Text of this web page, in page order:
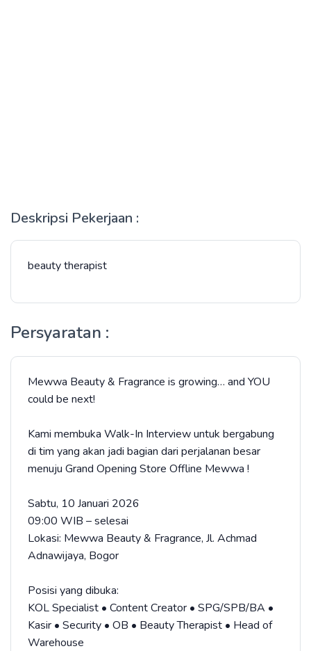
Deskripsi Pekerjaan :
beauty therapist
Persyaratan :
Mewwa Beauty & Fragrance is growing… and YOU
could be next!
Kami membuka Walk-In Interview untuk bergabung
di tim yang akan jadi bagian dari perjalanan besar
menuju Grand Opening Store Offline Mewwa !
Sabtu, 10 Januari 2026
09:00 WIB – selesai
Lokasi: Mewwa Beauty & Fragrance, Jl. Achmad
Adnawijaya, Bogor
Posisi yang dibuka:
KOL Specialist • Content Creator • SPG/SPB/BA •
Kasir • Security • OB • Beauty Therapist • Head of
Warehouse